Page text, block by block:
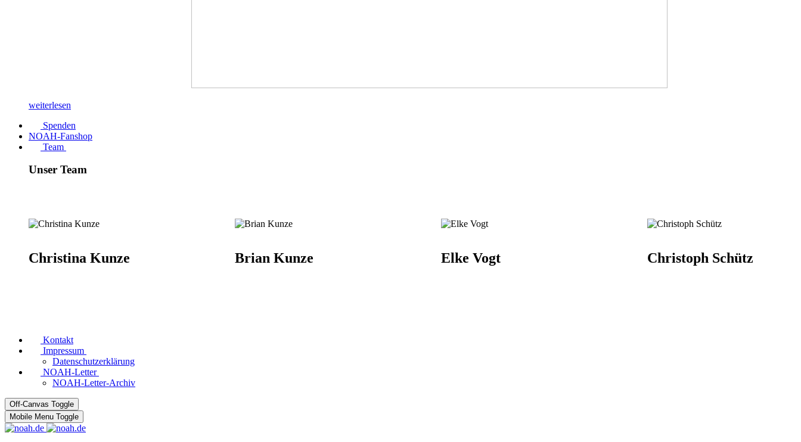
weiterlesen
Spenden
NOAH-Fanshop
Team
Unser Team
Christina Kunze Brian Kunze Elke Vogt Christoph Schütz
Kontakt
Impressum
Datenschutzerklärung
NOAH-Letter
NOAH-Letter-Archiv
Off-Canvas Toggle
Mobile Menu Toggle